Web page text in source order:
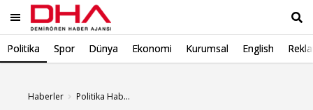
Politika Spor Dünya Ekonomi Kurumsal English
Haberler Politika Haberleri